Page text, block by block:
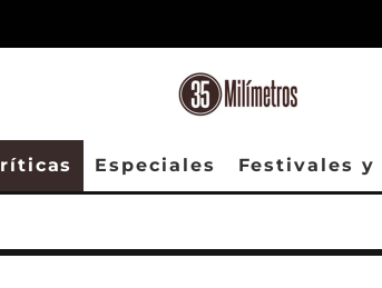
Especiales Festivales y